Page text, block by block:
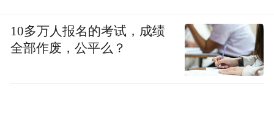
10多万人报名的考试，成绩
全部作废，公平么？